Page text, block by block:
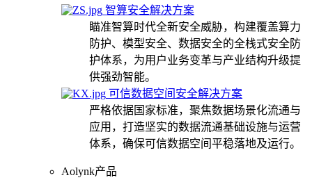
智算安全解决方案
瞄准智算时代全新安全威胁，构建覆盖算力
防护、模型安全、数据安全的全栈式安全防
护体系，为用户业务变革与产业结构升级提
供强劲智能。
可信数据空间安全解决方案
严格依据国家标准，聚焦数据场景化流通与
应用，打造坚实的数据流通基础设施与运营
体系，确保可信数据空间平稳落地及运行。
Aolynk产品